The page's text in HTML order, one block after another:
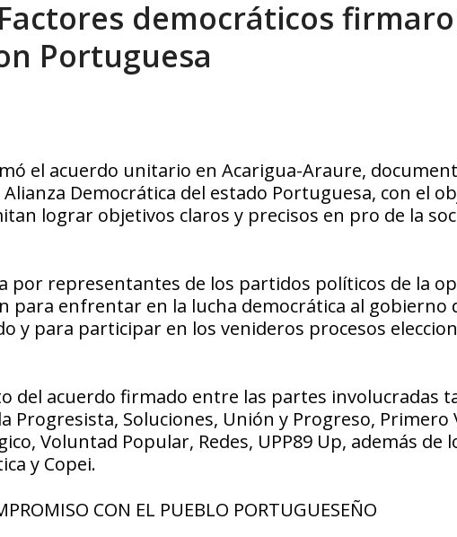
de violación sistemática de derechos humanos en el Minister...
democráticos
Portuguesa
el acuerdo unitario en Acarigua-Araure,
Democrática del estado Portuguesa, con el
lograr objetivos claros y precisos en pro de la
por representantes de los partidos políticos de la
para enfrentar en la lucha democrática al gobierno
y para participar en los venideros procesos
del acuerdo firmado entre las partes involucradas
Progresista, Soluciones, Unión y Progreso, Primero
Voluntad Popular, Redes, UPP89 Up, además de
y Copei.
CON EL PUEBLO PORTUGUESEÑO